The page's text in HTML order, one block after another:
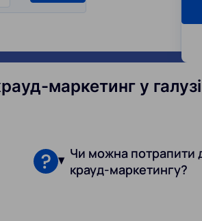
маркетинг у
Чи можна потрапити
крауд-маркетингу?